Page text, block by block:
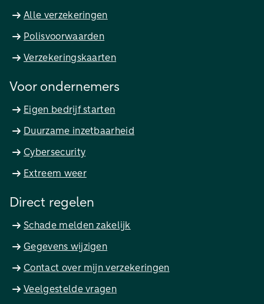
Alle verzekeringen
Polisvoorwaarden
Verzekeringskaarten
Voor ondernemers
Eigen bedrijf starten
Duurzame inzetbaarheid
Cybersecurity
Extreem weer
Direct regelen
Schade melden zakelijk
Gegevens wijzigen
Contact over mijn verzekeringen
Veelgestelde vragen